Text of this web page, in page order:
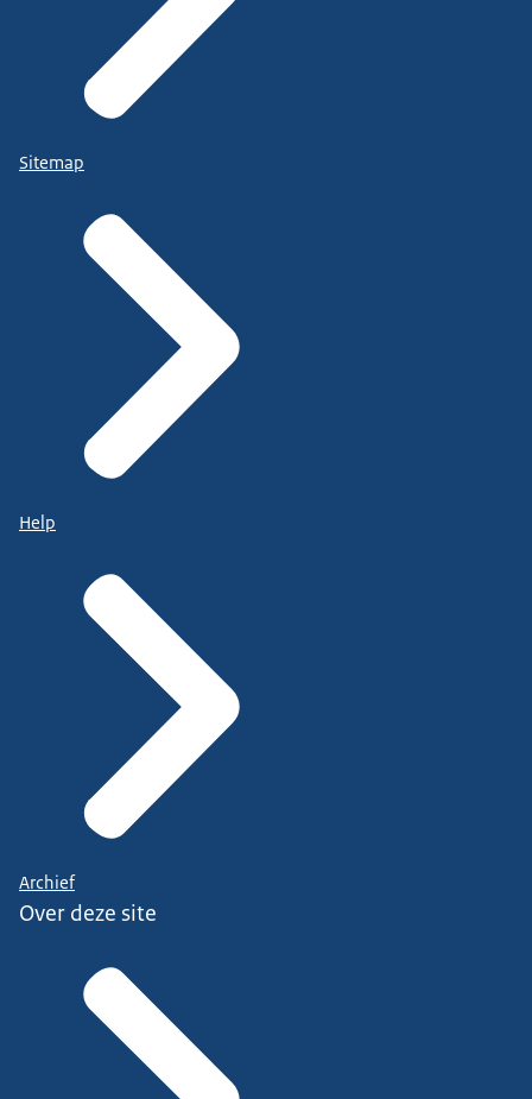
Sitemap
Help
Archief
Over deze site